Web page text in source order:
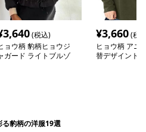
3,640(税込)
ョウ柄 豹柄ヒョウジ
ガード ライトブルゾ
¥3,660(税
ヒョウ柄 アニ
替デザイント
豹柄の洋服19選